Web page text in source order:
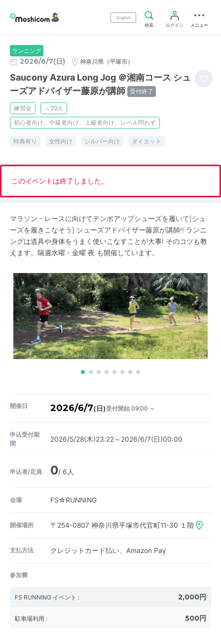
English
検索
ログイン メニュー
ランニング
2026/6/7(日) 神奈川県（平塚市）
Saucony Azura Long Jog ＠湘南コース シュ
ーズアドバイザー藤原が講師 受付終了
練習会
～29人
初心者向け、中級者向け、上級者向け、レベル問わず
特典有り 女性向け シルバー向け ダイエット
このイベントは終了しました。
マラソン・レースに向けてテンポアップシューズを履いて[シュ
ーズを履きこなそう] シューズアドバイザー藤原が講師!! ランニ
ングは道具や身体をうまく使いこなすことが大事! そのコツも教
えます。隔週水曜・金曜 夜 も開催しています。
開催日 2026/6/7(日)受付開始 09:00 ～
申込受付期
間
2026/5/28(木)23:22～2026/6/7(日)00:00
申込者/定員 0/ 6人
会場 FS☆RUNNING
開催場所 〒254-0807 神奈川県平塚市代官町11-30 １階
支払方法 クレジットカード払い、Amazon Pay
参加費
FS RUNNING イベント : 2,000円
駐車場利用 : 500円